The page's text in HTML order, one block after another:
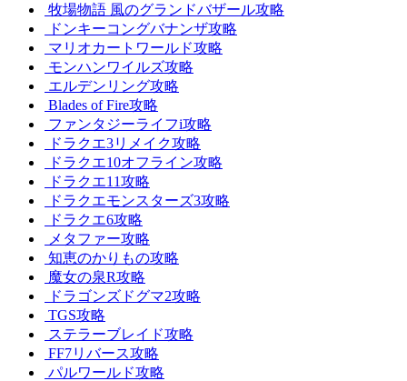
牧場物語 風のグランドバザール攻略
ドンキーコングバナンザ攻略
マリオカートワールド攻略
モンハンワイルズ攻略
エルデンリング攻略
Blades of Fire攻略
ファンタジーライフi攻略
ドラクエ3リメイク攻略
ドラクエ10オフライン攻略
ドラクエ11攻略
ドラクエモンスターズ3攻略
ドラクエ6攻略
メタファー攻略
知恵のかりもの攻略
魔女の泉R攻略
ドラゴンズドグマ2攻略
TGS攻略
ステラーブレイド攻略
FF7リバース攻略
パルワールド攻略